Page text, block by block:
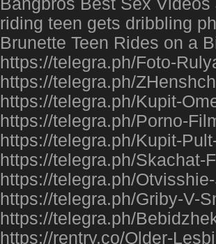
Bangbros Best Sex
riding teen gets dribbling
Brunette Teen Rides on a
https://telegra.ph/Foto-
https://telegra.ph/
https://telegra.ph/Kupit-
https://telegra.ph/Porno-
https://telegra.ph/Kupit-
https://telegra.ph/Skachat-
https://telegra.ph/
https://telegra.ph/Griby-V-
https://telegra.ph/
https://rentry.co/Older-